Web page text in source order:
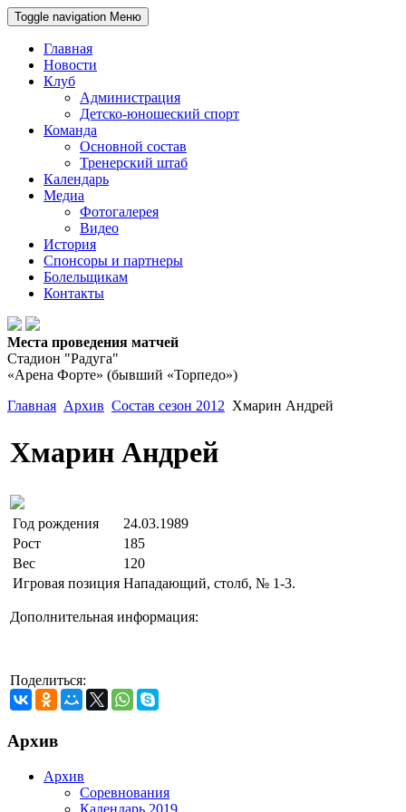
Toggle navigation Меню
Главная
Новости
Клуб
Администрация
Детско-юношеский спорт
Команда
Основной состав
Тренерский штаб
Календарь
Медиа
Фотогалерея
Видео
История
Спонсоры и партнеры
Болельщикам
Контакты
Места проведения матчей
Стадион "Радуга"
«Арена Форте» (бывший «Торпедо»)
Главная Архив Состав сезон 2012 Хмарин Андрей
Хмарин Андрей
Год рождения
24.03.1989
Рост
185
Вес
120
Игровая позиция Нападающий, столб, № 1-3.
Дополнительная информация:
Поделиться:
Архив
Архив
Соревнования
Календарь 2019